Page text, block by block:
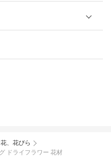
、花びら
ドライフラワー 花材